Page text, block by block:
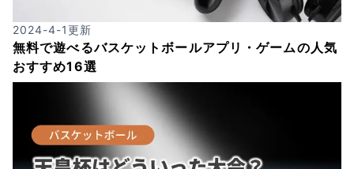
2024-4-1更新
無料で遊べるバスケットボールアプリ・ゲームの人気
おすすめ16選